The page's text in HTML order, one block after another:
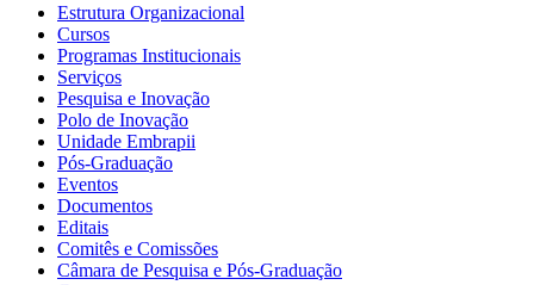
Estrutura Organizacional
Cursos
Programas Institucionais
Serviços
Pesquisa e Inovação
Polo de Inovação
Unidade Embrapii
Pós-Graduação
Eventos
Documentos
Editais
Comitês e Comissões
Câmara de Pesquisa e Pós-Graduação